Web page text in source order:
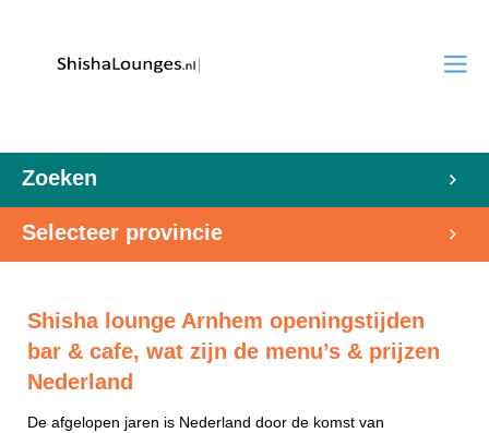
Zoeken
Selecteer provincie
Shisha lounge Arnhem openingstijden
bar & cafe, wat zijn de menu’s & prijzen
Nederland
De afgelopen jaren is Nederland door de komst van